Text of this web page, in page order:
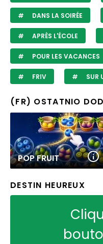
DANS LA SOIRÉE
APRÈS L'ÉCOLE
POUR LES VACANCES
FRIV SUR
(FR) OSTATNIO
POP FRUIT
DESTIN HEUREUX